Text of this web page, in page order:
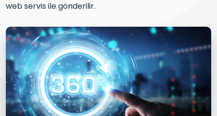
web servis ile gönderilir.